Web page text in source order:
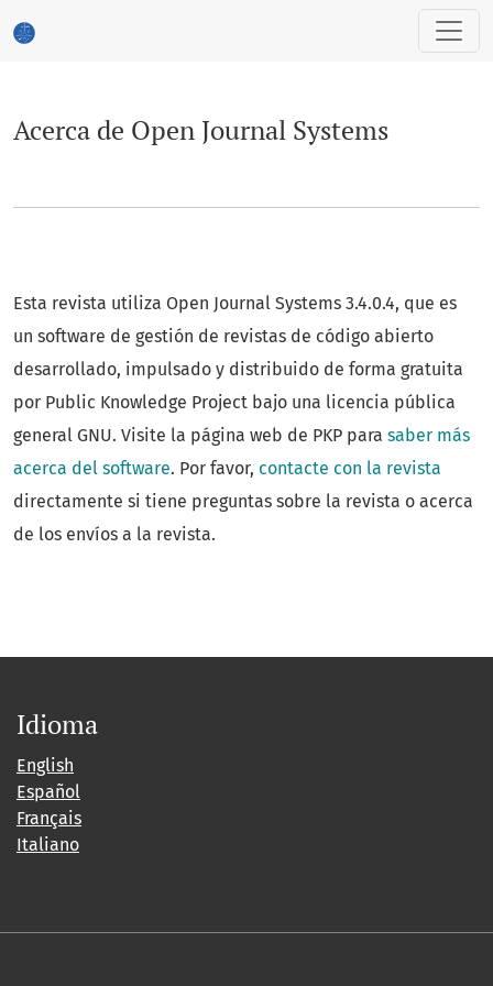
Acerca de Open Journal Systems
Esta revista utiliza Open Journal Systems 3.4.0.4, que es
un software de gestión de revistas de código abierto
desarrollado, impulsado y distribuido de forma gratuita
por Public Knowledge Project bajo una licencia pública
general GNU. Visite la página web de PKP para saber más
acerca del software. Por favor, contacte con la revista
directamente si tiene preguntas sobre la revista o acerca
de los envíos a la revista.
Idioma
English
Español
Français
Italiano